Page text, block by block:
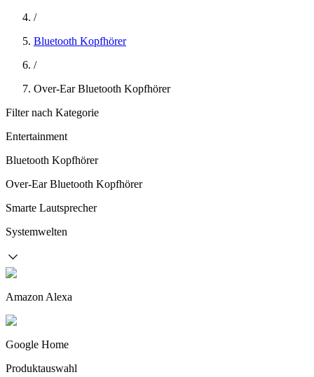
/
Bluetooth Kopfhörer
/
Over-Ear Bluetooth Kopfhörer
Filter nach Kategorie
Entertainment
Bluetooth Kopfhörer
Over-Ear Bluetooth Kopfhörer
Smarte Lautsprecher
Systemwelten
Amazon Alexa
Google Home
Produktauswahl